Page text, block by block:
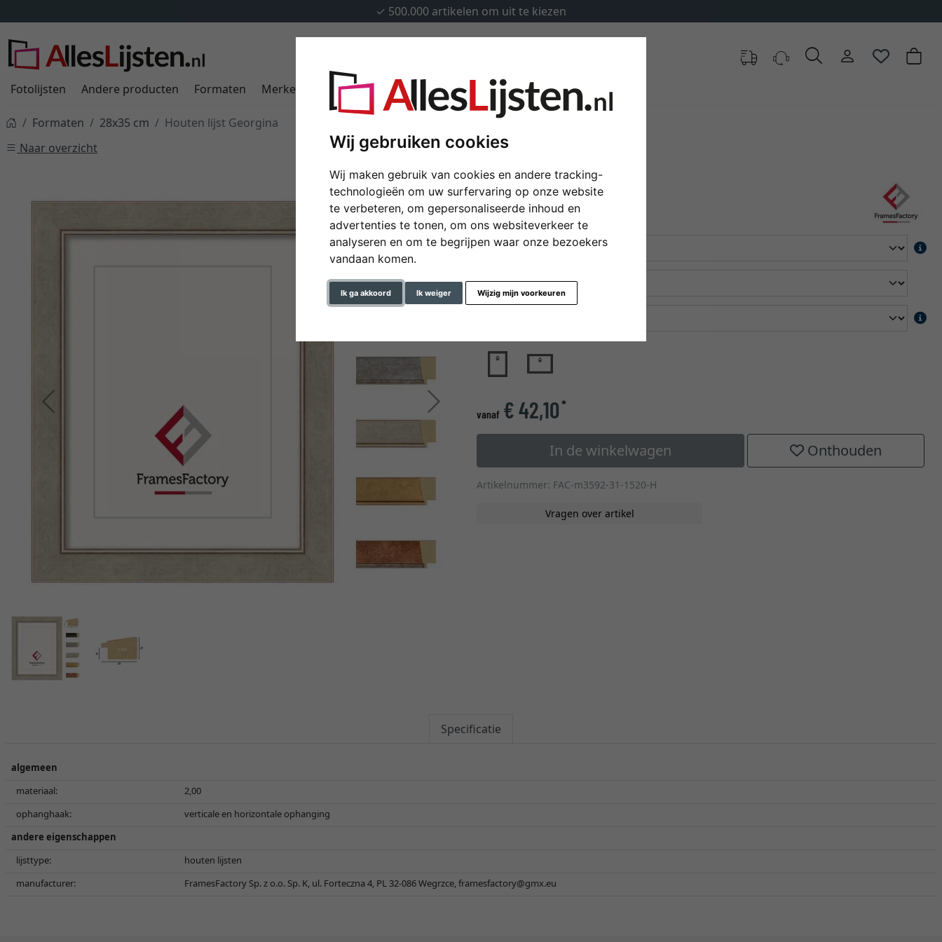
Wij gebruiken cookies
Wij maken gebruik van cookies en andere tracking-
technologieën om uw surfervaring op onze website
te verbeteren, om gepersonaliseerde inhoud en
advertenties te tonen, om ons websiteverkeer te
analyseren en om te begrijpen waar onze bezoekers
vandaan komen.
Ik ga akkoord Ik weiger Wijzig mijn voorkeuren
✓ 500.000 artikelen om uit te kiezen
Fotolijsten Andere producten Formaten Merken Lijsten op maat Passe-partouts Toebehoren
Formaten 28x35 cm
Houten lijst Georgina
Naar overzicht
Terug Verder
Houten lijst Georgina
formaat
kleur
vanaf € 42,10*
In de winkelwagen Onthouden
Artikelnummer: FAC-m3592-31-1520-H
Vragen over artikel
Specificatie
algemeen
materiaal:
2,00
ophanghaak:
verticale en horizontale ophanging
andere eigenschappen
lijsttype:
houten lijsten
manufacturer:
FramesFactory Sp. z o.o. Sp. K, ul. Forteczna 4, PL 32-086 Wegrzce,framesfactory@gmx.eu